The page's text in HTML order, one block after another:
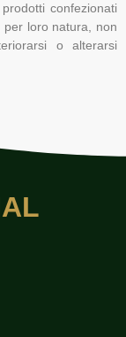
confezionati
loro natura, non
o alterarsi